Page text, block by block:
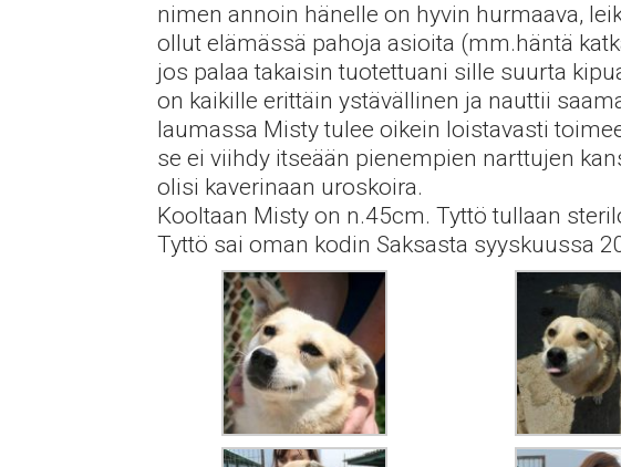
nimen annoin hänelle on hyvin hurmaava,
ollut elämässä pahoja asioita (mm.häntä
jos palaa takaisin tuotettuani sille suurta
on kaikille erittäin ystävällinen ja nauttii
laumassa Misty tulee oikein loistavasti
se ei viihdy itseään pienempien narttujen
olisi kaverinaan uroskoira.
Kooltaan Misty on n.45cm. Tyttö tullaan
Tyttö sai oman kodin Saksasta syyskuussa